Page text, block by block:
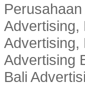
Advertising,
Advertising,
Advertising
Bali